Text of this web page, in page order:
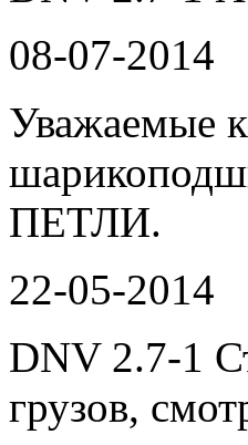
08-07-2014
Уважаемые
ПЕТЛИ.
22-05-2014
DNV 2.7-1
грузов,